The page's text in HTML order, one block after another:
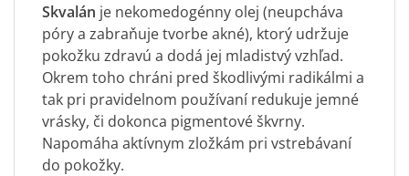
Skvalán je nekomedogénny olej (neupcháva
póry a zabraňuje tvorbe akné), ktorý udržuje
pokožku zdravú a dodá jej mladistvý vzhľad.
Okrem toho chráni pred škodlivými radikálmi a
tak pri pravidelnom používaní redukuje jemné
vrásky, či dokonca pigmentové škvrny.
Napomáha aktívnym zložkám pri vstrebávaní
do pokožky.